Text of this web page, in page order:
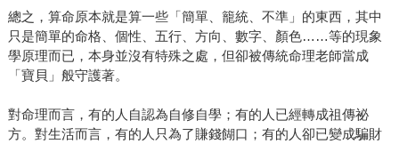
總之，算命原本就是算一些「簡單、籠統、不準」的東西，其中
只是簡單的命格、個性、五行、方向、數字、顏色……等的現象
學原理而已，本身並沒有特殊之處，但卻被傳統命理老師當成
「寶貝」般守護著。
對命理而言，有的人自認為自修自學；有的人已經轉成祖傳祕
方。對生活而言，有的人只為了賺錢餬口；有的人卻已變成騙財